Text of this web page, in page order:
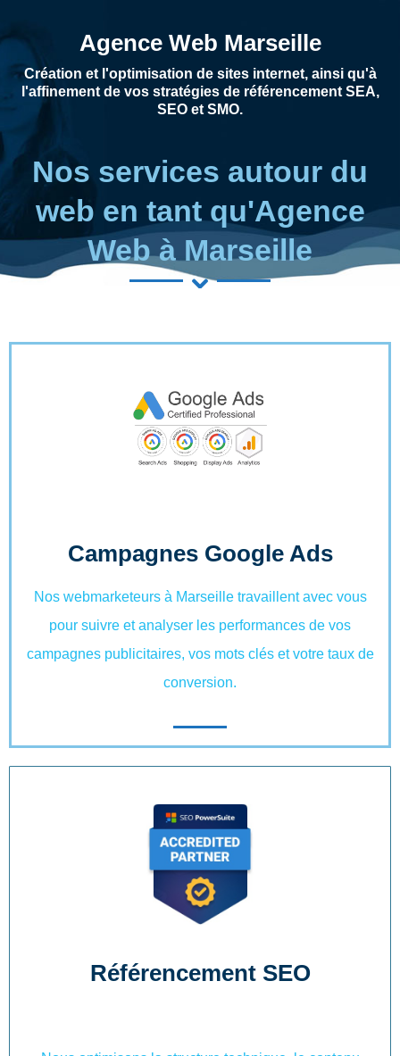
Agence Web Marseille
Création et l'optimisation de sites internet, ainsi qu'à
l'affinement de vos stratégies de référencement SEA,
SEO et SMO.
Nos services autour du
web en tant qu'Agence
Web à Marseille
Campagnes Google Ads
Nos webmarketeurs à Marseille travaillent avec vous
pour suivre et analyser les performances de vos
campagnes publicitaires, vos mots clés et votre taux de
conversion.
Référencement SEO